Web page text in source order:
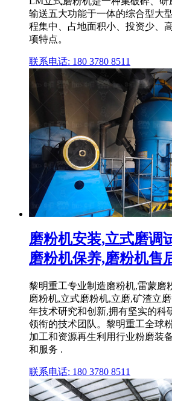
输送五大功能于一体的综合型大
程集中、占地面积小、投资少、
项特点。
联系电话: 180 3780 8511
磨粉机安装,立式磨调
磨粉机保养,磨粉机售
黎明重工专业制造磨粉机,雷蒙磨
磨粉机,立式磨粉机,立磨,矿渣立
年技术研究和创新,拥有坚实的科
领衔的技术团队。黎明重工全球
加工和资源再生利用行业粉磨装
和服务 .
联系电话: 180 3780 8511